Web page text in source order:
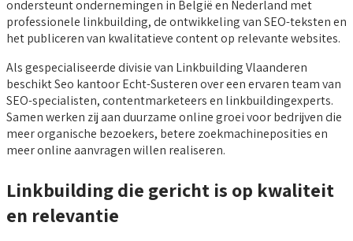
ondersteunt ondernemingen in België en Nederland met
professionele linkbuilding, de ontwikkeling van SEO-teksten en
het publiceren van kwalitatieve content op relevante websites.
Als gespecialiseerde divisie van Linkbuilding Vlaanderen
beschikt Seo kantoor Echt-Susteren over een ervaren team van
SEO-specialisten, contentmarketeers en linkbuildingexperts.
Samen werken zij aan duurzame online groei voor bedrijven die
meer organische bezoekers, betere zoekmachineposities en
meer online aanvragen willen realiseren.
Linkbuilding die gericht is op kwaliteit
en relevantie